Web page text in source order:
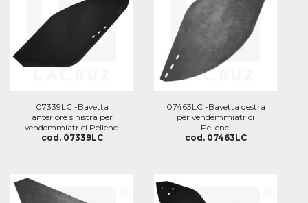
07339LC -Bavetta
anteriore sinistra per
vendemmiatrici Pellenc.
cod. 07339LC
07463LC -Bavetta destra
per vendemmiatrici
Pellenc.
cod. 07463LC